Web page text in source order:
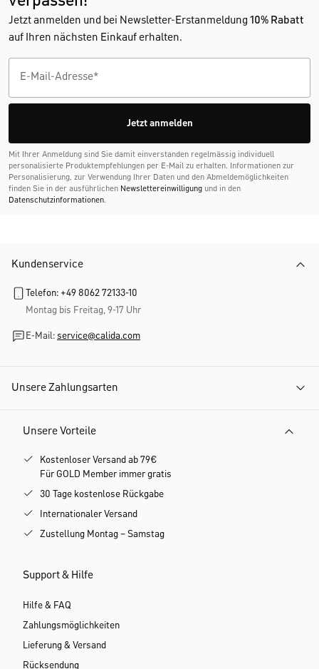
Jetzt anmelden und bei Newsletter-Erstanmeldung 10% Rabatt
auf Ihren nächsten Einkauf erhalten.
Jetzt anmelden
Mit Ihrer Anmeldung sind Sie damit einverstanden regelmässig individuell
personalisierte Produktempfehlungen per E-Mail zu erhalten. Informationen zur
Personalisierung, zur Verwendung Ihrer Daten und den Abmelde­möglichkeiten
finden Sie in der ausführlichen Newslettereinwilligung und in den
Datenschutzinformationen.
Kundenservice
Telefon: +49 8062 72133-10
Montag bis Freitag, 9-17 Uhr
E-Mail: service@calida.com
Unsere Zahlungsarten
Unsere Vorteile
Kostenloser Versand ab 79€
Für GOLD Member immer gratis
30 Tage kostenlose Rückgabe
Internationaler Versand
Zustellung Montag – Samstag
Support & Hilfe
Hilfe & FAQ
Zahlungsmöglichkeiten
Lieferung & Versand
Rücksendung